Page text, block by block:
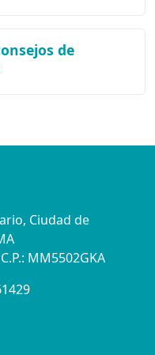
de
Ciudad de
MM5502GKA